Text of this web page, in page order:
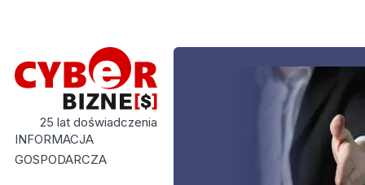
25 lat doświadczenia
INFORMACJA
GOSPODARCZA